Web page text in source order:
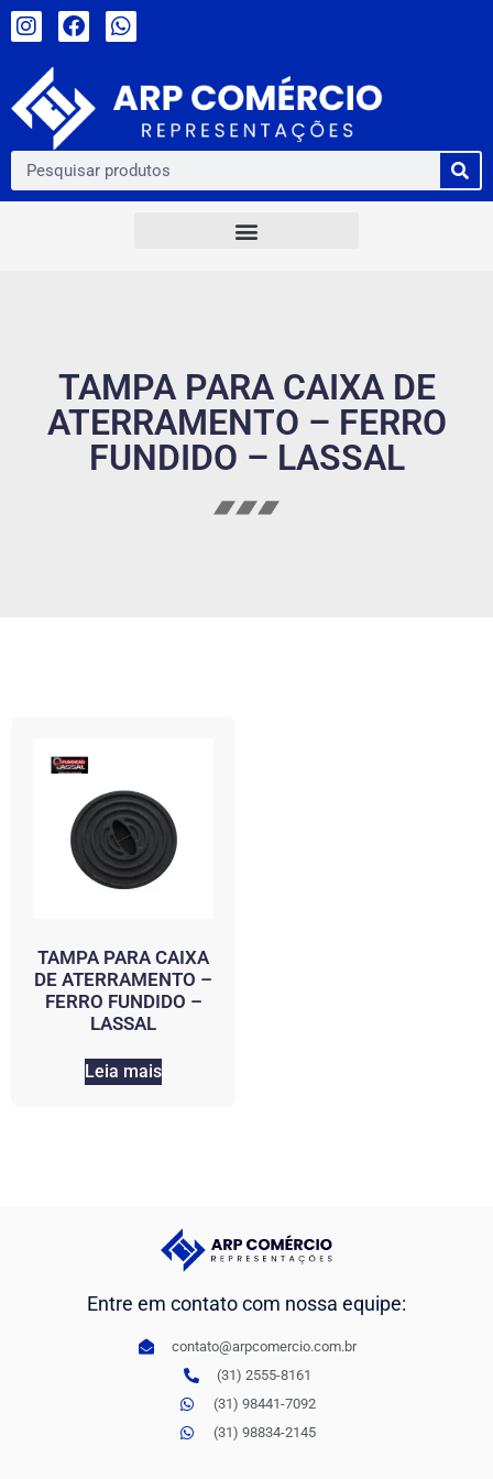
TAMPA PARA CAIXA DE
ATERRAMENTO – FERRO
FUNDIDO – LASSAL
TAMPA PARA CAIXA
DE ATERRAMENTO –
FERRO FUNDIDO –
LASSAL
Leia mais
Entre em contato com nossa equipe:
contato@arpcomercio.com.br
(31) 2555-8161
(31) 98441-7092
(31) 98834-2145